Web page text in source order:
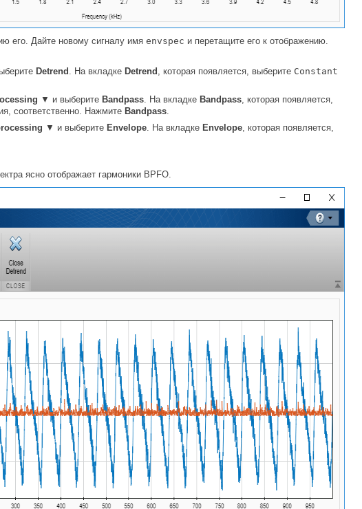
его. Дайте новому сигналу имя envspec и перетащите его к отображению.
Detrend . На вкладке Detrend , которая появляется, выберите Constant
▼ и выберите Bandpass. На вкладке Bandpass, которая появляется,
соответственно. Нажмите Bandpass.
▼ и выберите Envelope. На вкладке Envelope, которая появляется,
ясно отображает гармоники BPFO.